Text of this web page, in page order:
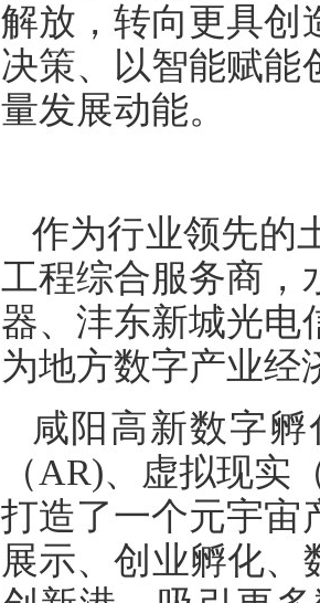
解放，转向更具创
决策、以智能赋能
量发展动能。
作为行业领先的
工程综合服务商，
器、沣东新城光电
为地方数字产业经
咸阳高新数字
（AR)、虚拟现实
打造了一个元宇宙
展示、创业孵化、